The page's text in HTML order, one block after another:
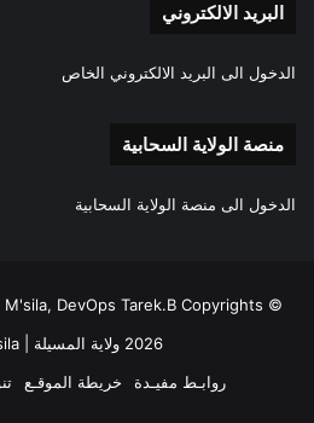
البريد الالكتروني
الدخول الى البريد الالكتروني الخاص
منصة الولاية السحابية
الدخول الى منصة الولاية السحابية
DevOps Tarek.B Copyrights ©
2026 ولاية المسيلة | Wilaya M'sila
روابـط مفيـدة
خريطة الموقـع